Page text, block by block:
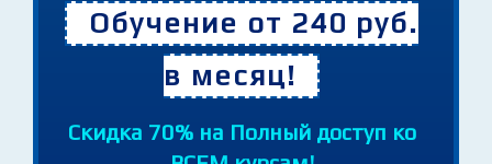
на beONmax!
Обучение от 240 руб.
в месяц!